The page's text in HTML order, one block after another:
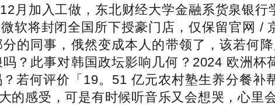
月加入工做，东北财经大学金融系货泉银行
软将封闭全国所下授豪门店，仅保留官网 /
的同事，俄然变成本人的带领了，该若何
？此事对韩国政坛影响几何？2024 欧洲
若何评价「19。51 亿元农村塾生养分餐补
的感受，可是有时候听音乐又会想哭，心里